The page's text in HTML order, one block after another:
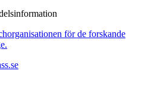
för de forskande